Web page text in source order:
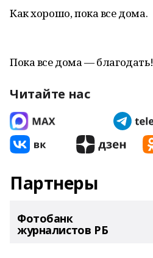
Как хорошо, пока все дома.
Пока все дома — благодать!
Читайте нас
Партнеры
Фотобанк
журналистов РБ